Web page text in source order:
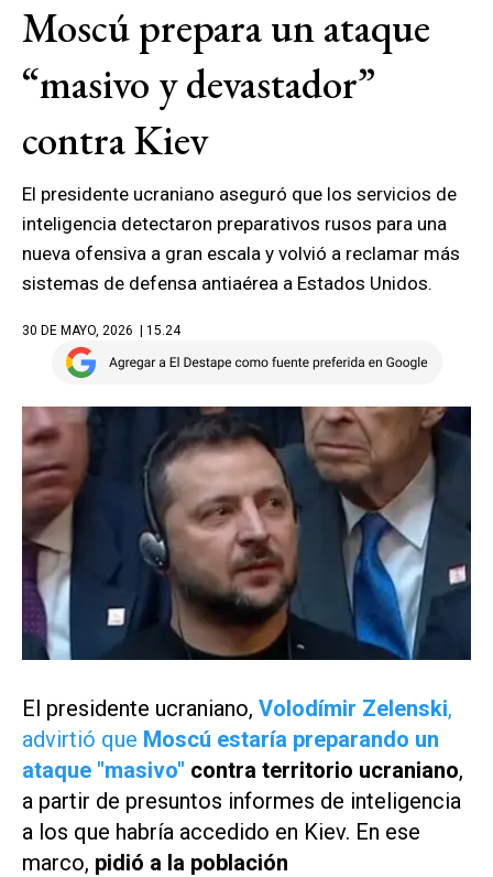
Moscú prepara un ataque
“masivo y devastador”
contra Kiev
El presidente ucraniano aseguró que los servicios de
inteligencia detectaron preparativos rusos para una
nueva ofensiva a gran escala y volvió a reclamar más
sistemas de defensa antiaérea a Estados Unidos.
30 DE MAYO, 2026 | 15.24
El presidente ucraniano, Volodímir Zelenski,
advirtió que Moscú estaría preparando un
ataque "masivo" contra territorio ucraniano,
a partir de presuntos informes de inteligencia
a los que habría accedido en Kiev. En ese
marco, pidió a la población